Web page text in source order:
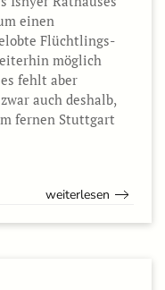
einen
Flüchtlings-
möglich
fehlt aber
auch deshalb,
fernen Stuttgart
weiterlesen